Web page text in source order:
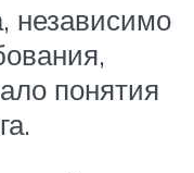
понятия